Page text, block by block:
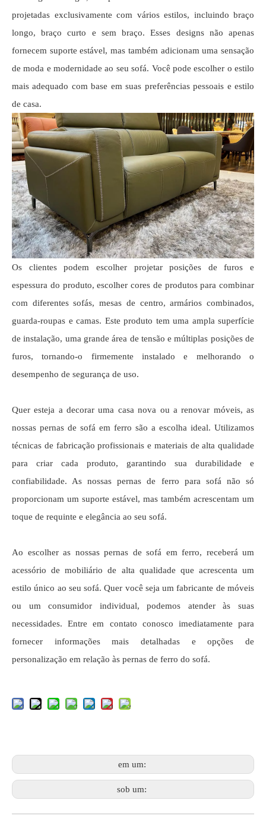
projetadas exclusivamente com vários estilos, incluindo braço
longo, braço curto e sem braço. Esses designs não apenas
fornecem suporte estável, mas também adicionam uma sensação
de moda e modernidade ao seu sofá. Você pode escolher o estilo
mais adequado com base em suas preferências pessoais e estilo
de casa.
Os clientes podem escolher projetar posições de furos e
espessura do produto, escolher cores de produtos para combinar
com diferentes sofás, mesas de centro, armários combinados,
guarda-roupas e camas. Este produto tem uma ampla superfície
de instalação, uma grande área de tensão e múltiplas posições de
furos, tornando-o firmemente instalado e melhorando o
desempenho de segurança de uso.
Quer esteja a decorar uma casa nova ou a renovar móveis, as
nossas pernas de sofá em ferro são a escolha ideal. Utilizamos
técnicas de fabricação profissionais e materiais de alta qualidade
para criar cada produto, garantindo sua durabilidade e
confiabilidade. As nossas pernas de ferro para sofá não só
proporcionam um suporte estável, mas também acrescentam um
toque de requinte e elegância ao seu sofá.
Ao escolher as nossas pernas de sofá em ferro, receberá um
acessório de mobiliário de alta qualidade que acrescenta um
estilo único ao seu sofá. Quer você seja um fabricante de móveis
ou um consumidor individual, podemos atender às suas
necessidades. Entre em contato conosco imediatamente para
fornecer informações mais detalhadas e opções de
personalização em relação às pernas de ferro do sofá.
em um:
sob um: